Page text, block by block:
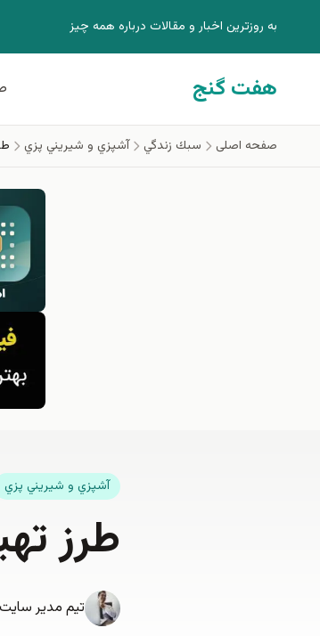
به روزترين اخبار و مقالات درباره همه چيز
هفت گنج
صفحه اصلی سبك زندگي آشپزي و شيريني پزي
آشپزي و شيريني پزي
طرز
تیم مدیر سایت